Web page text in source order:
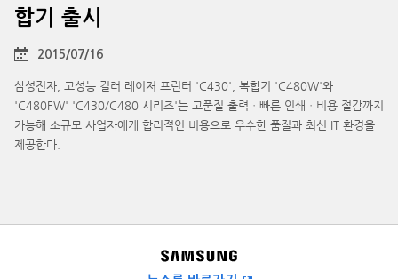
합기 출시
2015/07/16
삼성전자, 고성능 컬러 레이저 프린터 'C430', 복합기 'C480W'와
'C480FW' 'C430/C480 시리즈'는 고품질 출력ㆍ빠른 인쇄ㆍ비용 절감까지
가능해 소규모 사업자에게 합리적인 비용으로 우수한 품질과 최신 IT 환경을
제공한다.